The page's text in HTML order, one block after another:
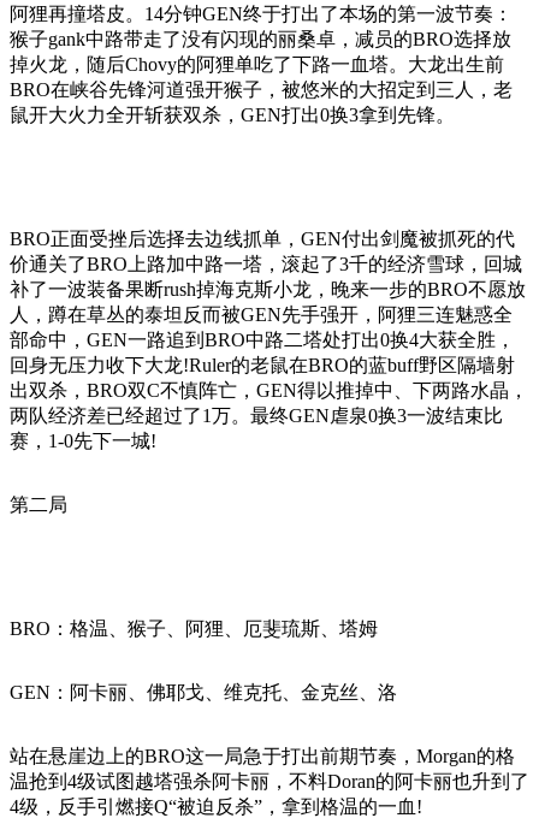
阿狸再撞塔皮。14分钟GEN终于打出了本场的第一波节奏：
猴子gank中路带走了没有闪现的丽桑卓，减员的BRO选择放
掉火龙，随后Chovy的阿狸单吃了下路一血塔。大龙出生前
BRO在峡谷先锋河道强开猴子，被悠米的大招定到三人，老
鼠开大火力全开斩获双杀，GEN打出0换3拿到先锋。
BRO正面受挫后选择去边线抓单，GEN付出剑魔被抓死的代
价通关了BRO上路加中路一塔，滚起了3千的经济雪球，回城
补了一波装备果断rush掉海克斯小龙，晚来一步的BRO不愿放
人，蹲在草丛的泰坦反而被GEN先手强开，阿狸三连魅惑全
部命中，GEN一路追到BRO中路二塔处打出0换4大获全胜，
回身无压力收下大龙!Ruler的老鼠在BRO的蓝buff野区隔墙射
出双杀，BRO双C不慎阵亡，GEN得以推掉中、下两路水晶，
两队经济差已经超过了1万。最终GEN虐泉0换3一波结束比
赛，1-0先下一城!
第二局
BRO：格温、猴子、阿狸、厄斐琉斯、塔姆
GEN：阿卡丽、佛耶戈、维克托、金克丝、洛
站在悬崖边上的BRO这一局急于打出前期节奏，Morgan的格
温抢到4级试图越塔强杀阿卡丽，不料Doran的阿卡丽也升到了
4级，反手引燃接Q“被迫反杀”，拿到格温的一血!